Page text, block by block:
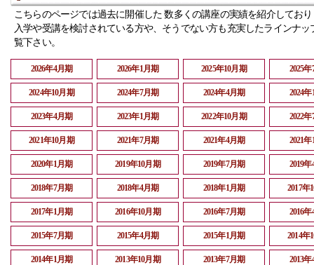
こちらのページでは過去に開催した 数多くの講座の実績を紹介してお
入学や受講を検討されている方や、そうでない方も充実したラインナッ
覧下さい。
2026年4月期 2026年1月期 2025年10月期 2025
2024年10月期 2024年7月期 2024年4月期 2024
2023年4月期 2023年1月期 2022年10月期 2022
2021年10月期 2021年7月期 2021年4月期 2021
2020年1月期 2019年10月期 2019年7月期 2019
2018年7月期 2018年4月期 2018年1月期 2017年
2017年1月期 2016年10月期 2016年7月期 2016
2015年7月期 2015年4月期 2015年1月期 2014年
2014年1月期 2013年10月期 2013年7月期 2013